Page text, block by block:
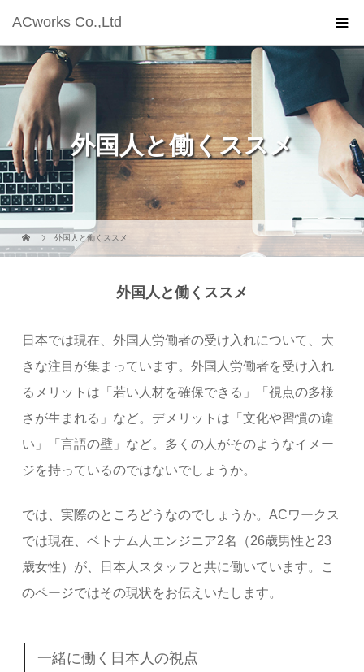
ACworks Co.,Ltd
外国人と働くススメ
外国人と働くススメ
外国人と働くススメ
日本では現在、外国人労働者の受け入れについて、大
きな注目が集まっています。外国人労働者を受け入れ
るメリットは「若い人材を確保できる」「視点の多様
さが生まれる」など。デメリットは「文化や習慣の違
い」「言語の壁」など。多くの人がそのようなイメー
ジを持っているのではないでしょうか。
では、実際のところどうなのでしょうか。ACワークス
では現在、ベトナム人エンジニア2名（26歳男性と23
歳女性）が、日本人スタッフと共に働いています。こ
のページではその現状をお伝えいたします。
一緒に働く日本人の視点